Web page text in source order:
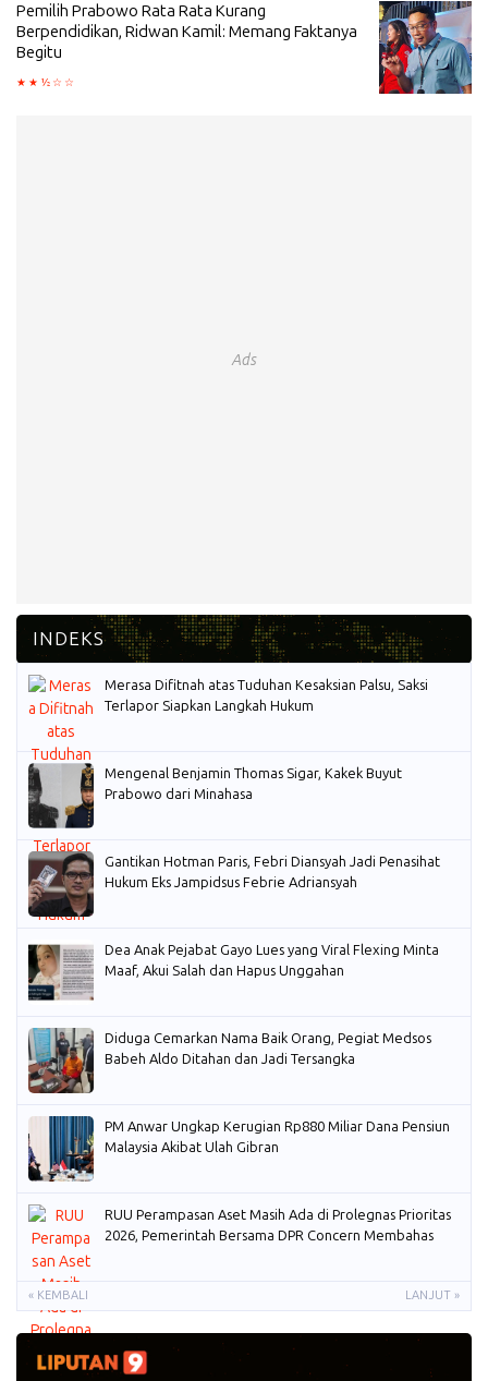
Pemilih Prabowo Rata Rata Kurang
Berpendidikan, Ridwan Kamil: Memang Faktanya
Begitu
Ads
Merasa Difitnah atas Tuduhan Kesaksian Palsu, Saksi
Terlapor Siapkan Langkah Hukum
Mengenal Benjamin Thomas Sigar, Kakek Buyut
Prabowo dari Minahasa
Gantikan Hotman Paris, Febri Diansyah Jadi Penasihat
Hukum Eks Jampidsus Febrie Adriansyah
Dea Anak Pejabat Gayo Lues yang Viral Flexing Minta
Maaf, Akui Salah dan Hapus Unggahan
Diduga Cemarkan Nama Baik Orang, Pegiat Medsos
Babeh Aldo Ditahan dan Jadi Tersangka
PM Anwar Ungkap Kerugian Rp880 Miliar Dana Pensiun
Malaysia Akibat Ulah Gibran
RUU Perampasan Aset Masih Ada di Prolegnas Prioritas
2026, Pemerintah Bersama DPR Concern Membahas
« KEMBALI LANJUT »